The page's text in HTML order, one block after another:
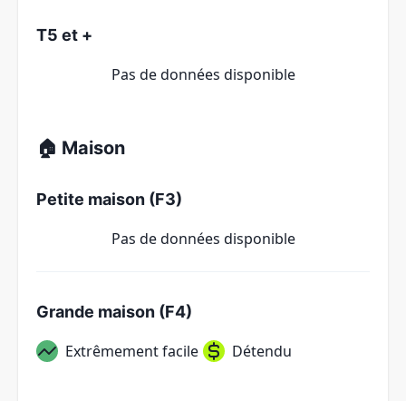
T5 et +
Pas de données disponible
🏠 Maison
Petite maison (F3)
Pas de données disponible
Grande maison (F4)
Extrêmement facile Détendu